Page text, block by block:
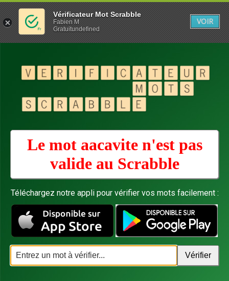
Le mot aacavite n'est pas
valide au Scrabble
Téléchargez notre appli pour vérifier vos mots facilement :
Vérificateur Mot Scrabble
Fabien M
Gratuitundefined
VOIR